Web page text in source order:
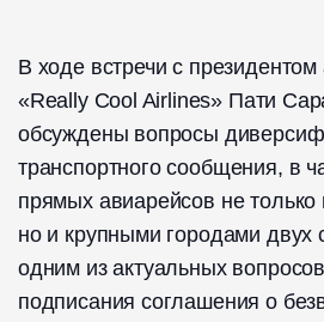
В ходе встречи с
«Really Cool Airlines» Пати
обсуждены вопросы
транспортного сообщения, в
прямых авиарейсов не
но и крупными городами двух
одним из актуальных
подписания соглашения о